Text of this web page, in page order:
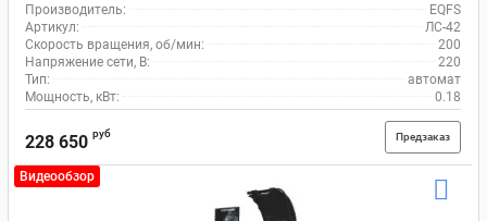
Производитель:
EQFS
Артикул:
ЛC-42
Скорость вращения, об/мин:
200
Напряжение сети, В:
220
Тип:
автомат
Мощность, кВт:
0.18
228 650 руб Предзаказ
Видеообзор